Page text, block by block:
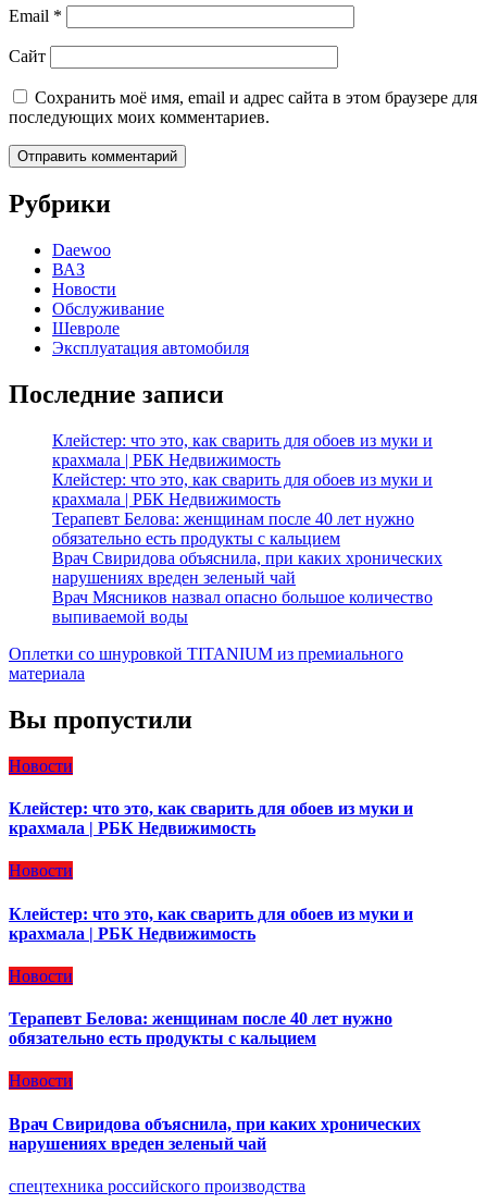
Email *
Сайт
Сохранить моё имя, email и адрес сайта в этом браузере для
последующих моих комментариев.
Рубрики
Daewoo
ВАЗ
Новости
Обслуживание
Шевроле
Эксплуатация автомобиля
Последние записи
Клейстер: что это, как сварить для обоев из муки и
крахмала | РБК Недвижимость
Клейстер: что это, как сварить для обоев из муки и
крахмала | РБК Недвижимость
Терапевт Белова: женщинам после 40 лет нужно
обязательно есть продукты с кальцием
Врач Свиридова объяснила, при каких хронических
нарушениях вреден зеленый чай
Врач Мясников назвал опасно большое количество
выпиваемой воды
Оплетки со шнуровкой TITANIUM из премиального
материала
Вы пропустили
Новости
Клейстер: что это, как сварить для обоев из муки и
крахмала | РБК Недвижимость
Новости
Клейстер: что это, как сварить для обоев из муки и
крахмала | РБК Недвижимость
Новости
Терапевт Белова: женщинам после 40 лет нужно
обязательно есть продукты с кальцием
Новости
Врач Свиридова объяснила, при каких хронических
нарушениях вреден зеленый чай
спецтехника российского производства